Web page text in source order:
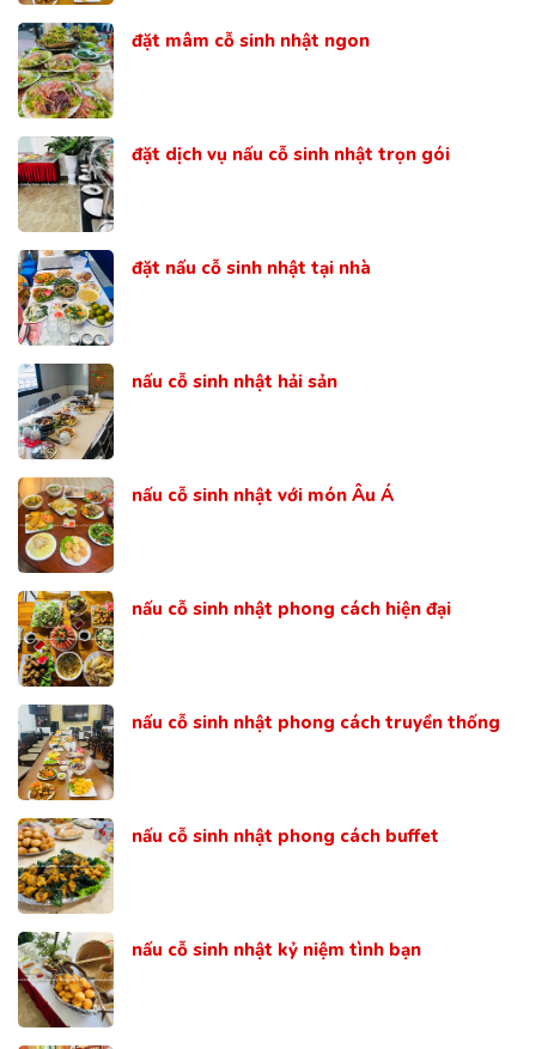
đặt mâm cỗ sinh nhật ngon
đặt dịch vụ nấu cỗ sinh nhật trọn gói
đặt nấu cỗ sinh nhật tại nhà
nấu cỗ sinh nhật hải sản
nấu cỗ sinh nhật với món Âu Á
nấu cỗ sinh nhật phong cách hiện đại
nấu cỗ sinh nhật phong cách truyền thống
nấu cỗ sinh nhật phong cách buffet
nấu cỗ sinh nhật kỷ niệm tình bạn